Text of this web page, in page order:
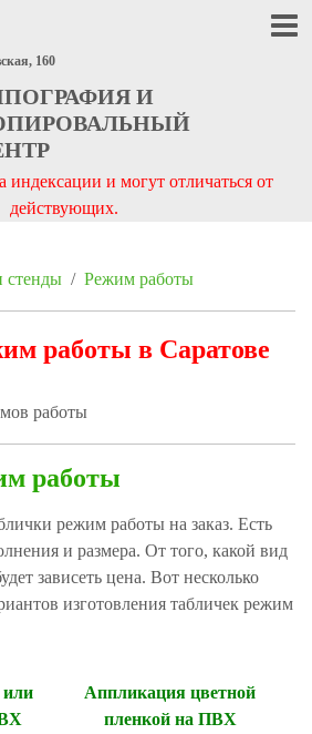
И
160
и могут отличаться от
действующих.
стенды / Режим работы
работы в Саратове
работы
режим работы на заказ. Есть
и размера. От того, какой вид
зависеть цена. Вот несколько
изготовления табличек режим
или
Аппликация цветной
пленкой на ПВХ